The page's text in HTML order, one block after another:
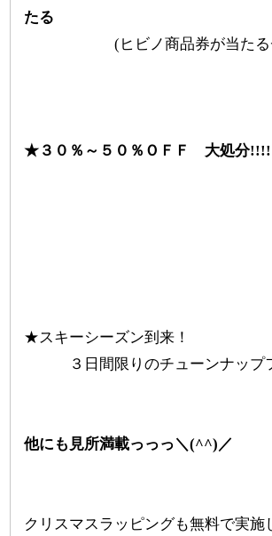
たる
(ヒビノ商品券が当たる
★３０％～５０％ＯＦＦ 大処分!!!!
★スキーシーズン到来！
３日間限りのチューンナップ
他にも見所満載っっっ＼(^^)／
クリスマスラッピングも無料で実施